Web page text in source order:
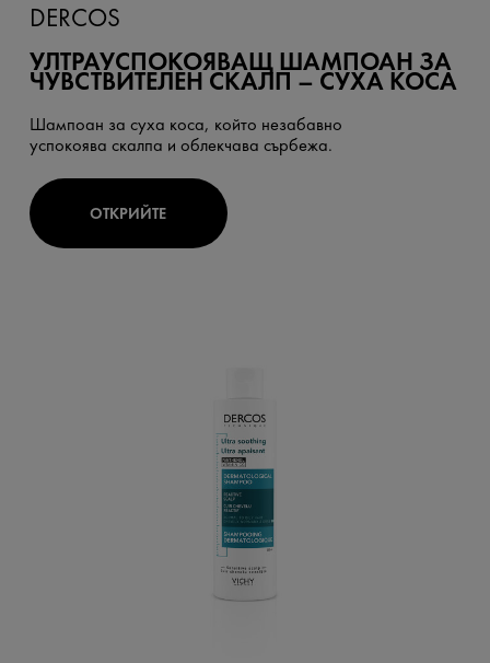
DERCOS
УЛТРАУСПОКОЯВАЩ ШАМПОАН ЗА
ЧУВСТВИТЕЛЕН СКАЛП – СУХА КОСА
Шампоан за суха коса, който незабавно
успокоява скалпа и облекчава сърбежа.
ОТКРИЙТЕ